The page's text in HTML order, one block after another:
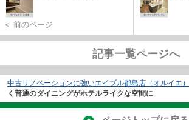
＜ 前のページ
記事一覧ページへ
中古リノベーションに強いエイブル都島店（オルイエ）
く普通のダイニングがホテルライクな空間に